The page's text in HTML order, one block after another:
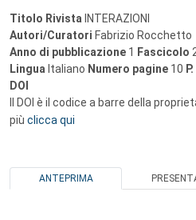
Titolo Rivista INTERAZIONI
Autori/Curatori Fabrizio Rocchetto
Anno di pubblicazione 1 Fascicolo
Lingua Italiano Numero pagine 10 P.
DOI
Il DOI è il codice a barre della
più clicca qui
ANTEPRIMA